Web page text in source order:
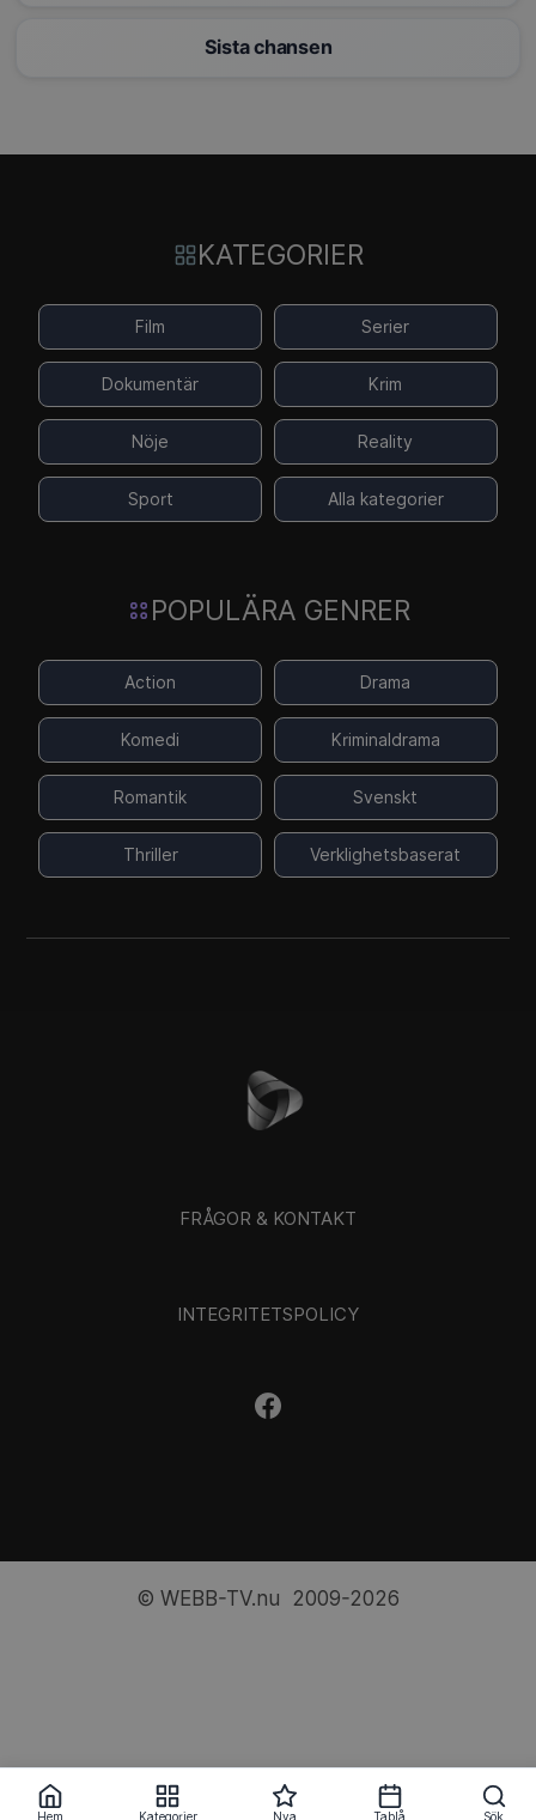
Sista chansen
KATEGORIER
Film Serier
Dokumentär Krim
Nöje Reality
Sport Alla kategorier
POPULÄRA GENRER
Action Drama
Komedi Kriminaldrama
Romantik Svenskt
Thriller Verklighetsbaserat
FRÅGOR & KONTAKT
INTEGRITETSPOLICY
© WEBB-TV.nu 2009-2026
Hem Kategorier Nya Tablå Sök